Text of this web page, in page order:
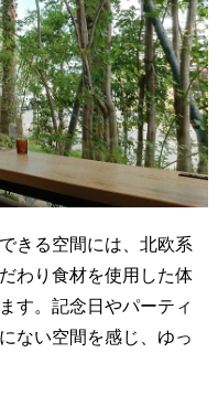
きる空間には、北欧系
わり食材を使用した体
す。記念日やパーティ
ない空間を感じ、ゆっ